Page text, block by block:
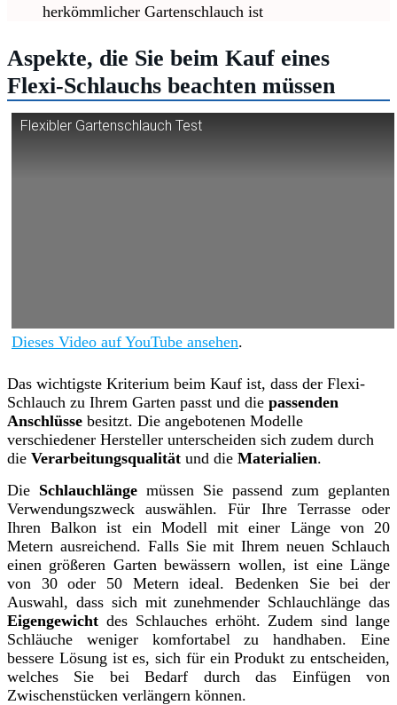
herkömmlicher Gartenschlauch ist
Aspekte, die Sie beim Kauf eines
Flexi-Schlauchs beachten müssen
Flexibler Gartenschlauch Test
Dieses Video auf YouTube ansehen.
Das wichtigste Kriterium beim Kauf ist, dass der Flexi-
Schlauch zu Ihrem Garten passt und die passenden
Anschlüsse besitzt. Die angebotenen Modelle
verschiedener Hersteller unterscheiden sich zudem durch
die Verarbeitungsqualität und die Materialien.
Die Schlauchlänge müssen Sie passend zum geplanten
Verwendungszweck auswählen. Für Ihre Terrasse oder
Ihren Balkon ist ein Modell mit einer Länge von 20
Metern ausreichend. Falls Sie mit Ihrem neuen Schlauch
einen größeren Garten bewässern wollen, ist eine Länge
von 30 oder 50 Metern ideal. Bedenken Sie bei der
Auswahl, dass sich mit zunehmender Schlauchlänge das
Eigengewicht des Schlauches erhöht. Zudem sind lange
Schläuche weniger komfortabel zu handhaben. Eine
bessere Lösung ist es, sich für ein Produkt zu entscheiden,
welches Sie bei Bedarf durch das Einfügen von
Zwischenstücken verlängern können.